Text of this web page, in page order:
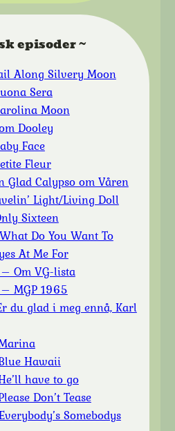
episoder ~
Along Silvery Moon
Sera
Moon
Dooley
Face
Fleur
Glad Calypso om Våren
Light/Living Doll
Sixteen
Do You Want To
At Me For
Om VG-lista
MGP 1965
du glad i meg ennå, Karl
Hawaii
have to go
Don’t Tease
Somebodys